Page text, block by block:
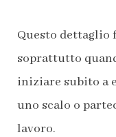
Questo dettaglio
soprattutto
iniziare subito a
uno scalo o
lavoro.